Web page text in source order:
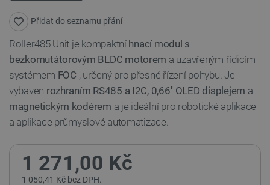
Přidat do seznamu přání
Roller485 Unit je kompaktní hnací modul s
bezkomutátorovým BLDC motorem a uzavřeným řídicím
systémem FOC , určený pro přesné řízení pohybu. Je
vybaven rozhraním RS485 a I2C, 0,66'' OLED displejem a
magnetickým kodérem a je ideální pro robotické aplikace
a aplikace průmyslové automatizace.
1 271,00 Kč
1 050,41 Kč bez DPH.